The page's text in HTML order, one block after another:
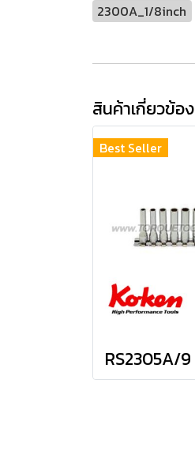
2300A_1/8inch
สินค้าเกี่ยวข้อง
Best Seller